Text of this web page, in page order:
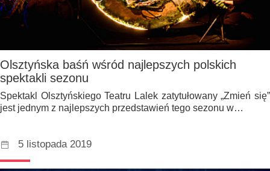
Olsztyńska baśń wśród najlepszych polskich
spektakli sezonu
Spektakl Olsztyńskiego Teatru Lalek zatytułowany „Zmień się”
jest jednym z najlepszych przedstawień tego sezonu w…
5 listopada 2019